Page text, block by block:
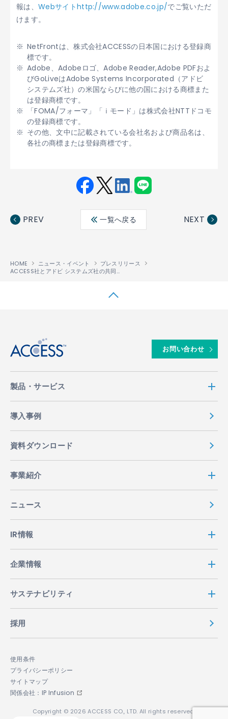
報は、 Webサイトhttp://www.adobe.co.jp/でご覧いただ
けます。
NetFrontは、株式会社ACCESSの日本国における登録商
標です。
Adobe、Adobeロゴ、Adobe Reader,Adobe PDFおよ
びGoLiveはAdobe Systems Incorporated（アドビ
システムズ社）の米国ならびに他の国における商標また
は登録商標です。
「FOMA/フォーマ」「ｉモード」は株式会社NTTドコモ
の登録商標です。
その他、文中に記載されている会社名および商品名は、
各社の商標または登録商標です。
ebo ter
edin
PREV 一覧へ戻る NEXT
HOME ニュース・イベント
プレスリリース
ACCESS社とアドビ システムズ社の共同開発による「Adobe
お問い合わせ
製品・サービス
導入事例
資料ダウンロード
事業紹介
ニュース
IR情報
企業情報
サステナビリティ
採用
使用条件
プライバシーポリシー
サイトマップ
関係会社：IP Infusion
Copyright © 2026 ACCESS CO., LTD. All rights reserved.